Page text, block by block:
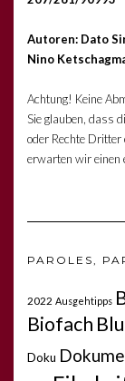
Autoren: Dato
Nino
Achtung! Keine
Sie glauben, dass
oder Rechte Dritter
erwarten wir einen
PAROLES,
2022 Ausgehtipps
Biofach
Doku